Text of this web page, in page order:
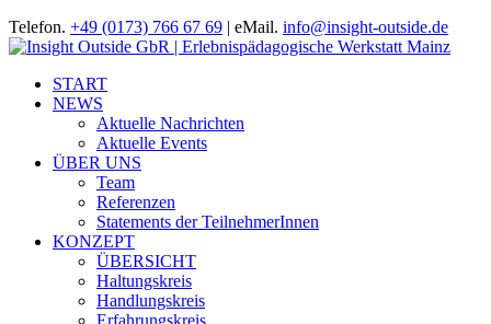
Telefon. +49 (0173) 766 67 69 | eMail. info@insight-outside.de
START
NEWS
Aktuelle Nachrichten
Aktuelle Events
ÜBER UNS
Team
Referenzen
Statements der TeilnehmerInnen
KONZEPT
ÜBERSICHT
Haltungskreis
Handlungskreis
Erfahrungskreis